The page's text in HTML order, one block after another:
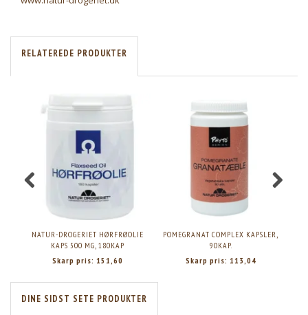
RELATEREDE PRODUKTER
NATUR-DROGERIET HØRFRØOLIE
KAPS 500 MG, 180KAP
Skarp pris: 151,60
POMEGRANAT COMPLEX KAPSLER,
90KAP.
Skarp pris: 113,04
DINE SIDST SETE PRODUKTER